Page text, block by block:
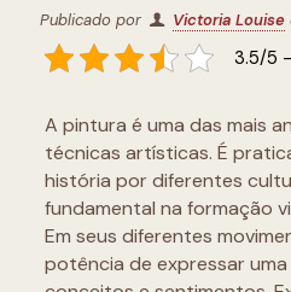
Publicado por Victoria Louise
3.5/5
A pintura é uma das mais
técnicas artísticas. É
história por diferentes
fundamental na formação
Em seus diferentes
potência de expressar